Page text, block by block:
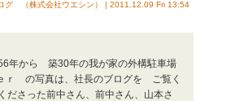
グ （株式会社ウエシン） | 2011.12.09 Fri 13:54
年から 築30年の我が家の外構駐車場
の写真は、社長のブログを ご覧く
った前中さん、前中さん、山本さ